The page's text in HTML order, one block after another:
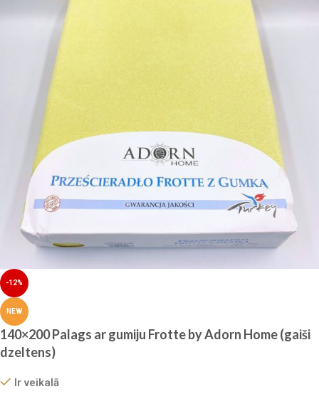
-12%
NEW
140×200 Palags ar gumiju Frotte by Adorn Home (gaiši
dzeltens)
Ir veikalā